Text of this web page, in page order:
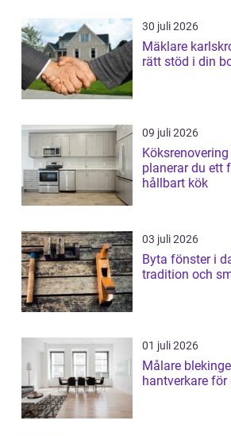
30 juli 2026
Mäklare karlskrona så
rätt stöd i din
09 juli 2026
planerar du ett
hållbart kök
03 juli 2026
Byta fönster i
tradition och
01 juli 2026
Målare blekinge så väljer du rätt
hantverkare